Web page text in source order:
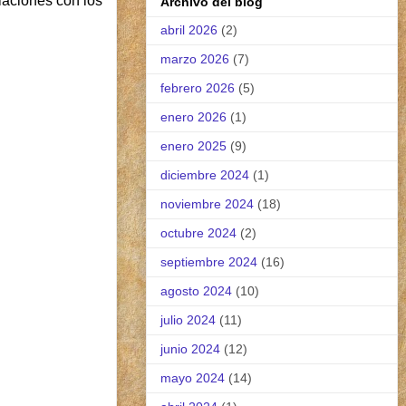
abril 2026 (2)
marzo 2026 (7)
febrero 2026 (5)
enero 2026 (1)
enero 2025 (9)
diciembre 2024 (1)
noviembre 2024 (18)
octubre 2024 (2)
septiembre 2024 (16)
agosto 2024 (10)
julio 2024 (11)
junio 2024 (12)
mayo 2024 (14)